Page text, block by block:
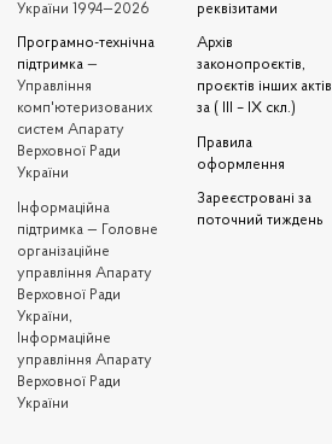
України 1994—2026
Програмно-технічна
підтримка —
Управління
комп'ютеризованих
систем Апарату
Верховної Ради
України
Iнформаційна
підтримка — Головне
організаційне
управління Апарату
Верховної Ради
України,
Інформаційне
управління Апарату
Верховної Ради
України
реквізитами
Архів
законопроєктів,
проєктів інших актів
за ( III – IX скл.)
Правила
оформлення
Зареєстровані за
поточний тиждень